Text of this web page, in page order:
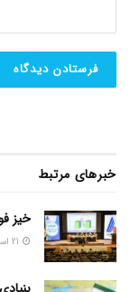
خبرهای مرتبط
خیز